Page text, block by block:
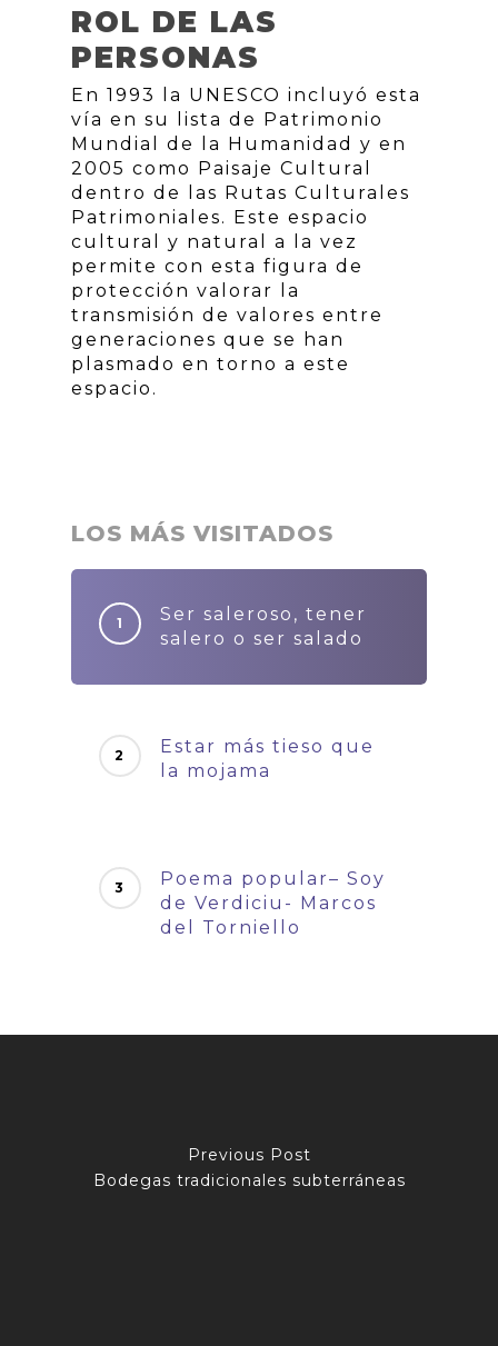
ROL DE LAS
PERSONAS
En 1993 la UNESCO incluyó esta
vía en su lista de Patrimonio
Mundial de la Humanidad y en
2005 como Paisaje Cultural
dentro de las Rutas Culturales
Patrimoniales. Este espacio
cultural y natural a la vez
permite con esta figura de
protección valorar la
transmisión de valores entre
generaciones que se han
plasmado en torno a este
espacio.
LOS MÁS VISITADOS
Ser saleroso, tener
salero o ser salado
Estar más tieso que
la mojama
Poema popular– Soy
de Verdiciu- Marcos
del Torniello
Previous Post
Bodegas tradicionales subterráneas